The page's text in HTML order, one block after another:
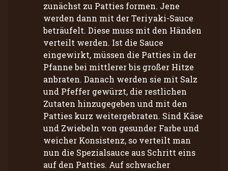
zunächst zu Patties formen. Jene
werden dann mit der Teriyaki-Sauce
beträufelt. Diese muss mit den Händen
verteilt werden. Ist die Sauce
eingewirkt, müssen die Patties in der
Pfanne bei mittlerer bis großer Hitze
anbraten. Danach werden sie mit Salz
und Pfeffer gewürzt, die restlichen
Zutaten hinzugegeben und mit den
Patties kurz weitergebraten. Sind Käse
und Zwiebeln von gesunder Farbe und
weicher Konsistenz, so verteilt man
nun die Spezialsauce aus Schritt eins
auf den Patties. Auf schwacher